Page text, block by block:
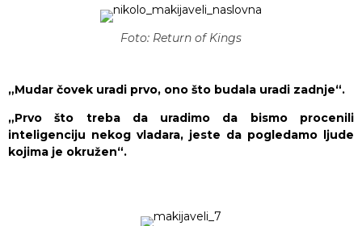
Foto: Return of Kings
„Mudar čovek uradi prvo, ono što budala uradi zadnje“.
„Prvo što treba da uradimo da bismo procenili
inteligenciju nekog vladara, jeste da pogledamo ljude
kojima je okružen“.